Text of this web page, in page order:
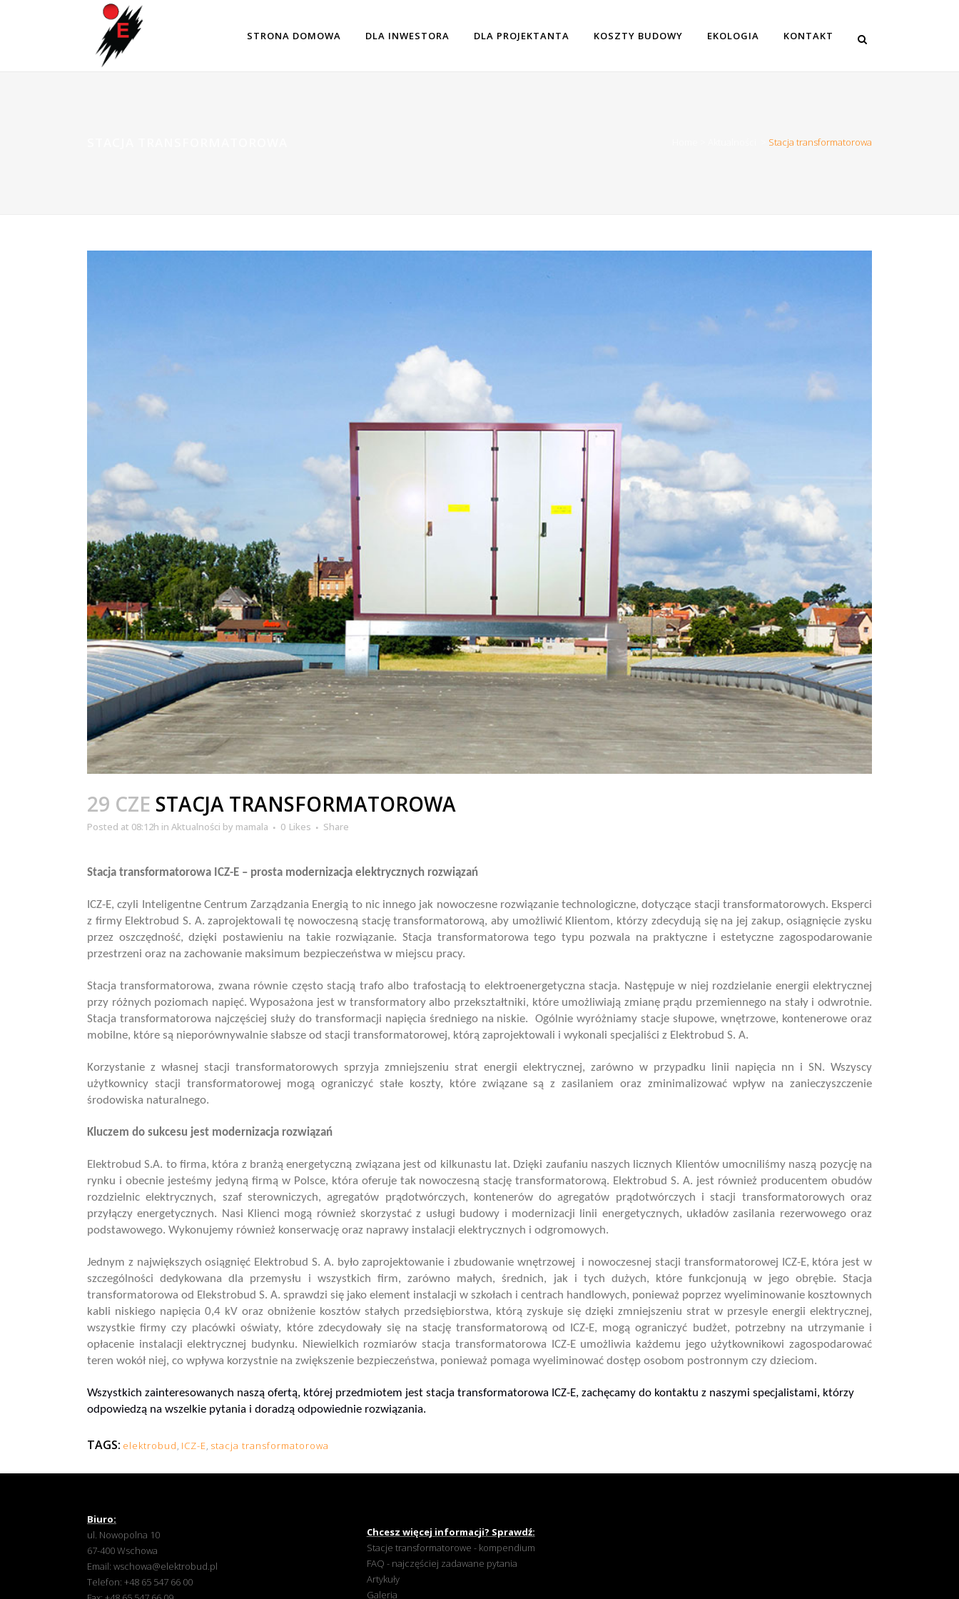
STRONA DOMOWA DLA INWESTORA DLA PROJEKTANTA KOSZTY BUDOWY EKOLOGIA KONTAKT
Stacja transformatorowa
29 CZE STACJA TRANSFORMATOROWA
Posted at 08:12h in Aktualności by mamala 0 Likes Share
Stacja transformatorowa ICZ-E – prosta modernizacja elektrycznych rozwiązań
ICZ-E, czyli Inteligentne Centrum Zarządzania Energią to nic innego jak nowoczesne rozwiązanie technologiczne, dotyczące stacji transformatorowych. Eksperci
z firmy Elektrobud S. A. zaprojektowali tę nowoczesną stację transformatorową, aby umożliwić Klientom, którzy zdecydują się na jej zakup, osiągnięcie zysku
przez oszczędność, dzięki postawieniu na takie rozwiązanie. Stacja transformatorowa tego typu pozwala na praktyczne i estetyczne zagospodarowanie
przestrzeni oraz na zachowanie maksimum bezpieczeństwa w miejscu pracy.
Stacja transformatorowa, zwana równie często stacją trafo albo trafostacją to elektroenergetyczna stacja. Następuje w niej rozdzielanie energii elektrycznej
przy różnych poziomach napięć. Wyposażona jest w transformatory albo przekształtniki, które umożliwiają zmianę prądu przemiennego na stały i odwrotnie.
Stacja transformatorowa najczęściej służy do transformacji napięcia średniego na niskie.
Ogólnie wyróżniamy stacje słupowe, wnętrzowe, kontenerowe oraz
mobilne, które są nieporównywalnie słabsze od stacji transformatorowej, którą zaprojektowali i wykonali specjaliści z Elektrobud S. A.
Korzystanie z własnej stacji transformatorowych sprzyja zmniejszeniu strat energii elektrycznej, zarówno w przypadku linii napięcia nn i SN. Wszyscy
użytkownicy stacji transformatorowej mogą ograniczyć stałe koszty, które związane są z zasilaniem oraz zminimalizować wpływ na zanieczyszczenie
środowiska naturalnego.
Kluczem do sukcesu jest modernizacja rozwiązań
Elektrobud S.A. to firma, która z branżą energetyczną związana jest od kilkunastu lat. Dzięki zaufaniu naszych licznych Klientów umocniliśmy naszą pozycję na
rynku i obecnie jesteśmy jedyną firmą w Polsce, która oferuje tak nowoczesną stację transformatorową. Elektrobud S. A. jest również producentem obudów
rozdzielnic elektrycznych, szaf sterowniczych, agregatów prądotwórczych, kontenerów do agregatów prądotwórczych i stacji transformatorowych oraz
przyłączy energetycznych. Nasi Klienci mogą również skorzystać z usługi budowy i modernizacji linii energetycznych, układów zasilania rezerwowego oraz
podstawowego. Wykonujemy również konserwację oraz naprawy instalacji elektrycznych i odgromowych.
Jednym z największych osiągnięć Elektrobud S. A. było zaprojektowanie i zbudowanie wnętrzowej
i nowoczesnej stacji transformatorowej ICZ-E, która jest w
szczególności dedykowana dla przemysłu i wszystkich firm, zarówno małych, średnich, jak i tych dużych, które funkcjonują w jego obrębie. Stacja
transformatorowa od Elekstrobud S. A. sprawdzi się jako element instalacji w szkołach i centrach handlowych, ponieważ poprzez wyeliminowanie kosztownych
kabli niskiego napięcia 0,4 kV oraz obniżenie kosztów stałych przedsiębiorstwa, którą zyskuje się dzięki zmniejszeniu strat w przesyle energii elektrycznej,
wszystkie firmy czy placówki oświaty, które zdecydowały się na stację transformatorową od ICZ-E, mogą ograniczyć budżet, potrzebny na utrzymanie i
opłacenie instalacji elektrycznej budynku. Niewielkich rozmiarów stacja transformatorowa ICZ-E umożliwia każdemu jego użytkownikowi zagospodarować
teren wokół niej, co wpływa korzystnie na zwiększenie bezpieczeństwa, ponieważ pomaga wyeliminować dostęp osobom postronnym czy dzieciom.
Wszystkich zainteresowanych naszą ofertą, której przedmiotem jest stacja transformatorowa ICZ-E, zachęcamy do kontaktu z naszymi specjalistami, którzy
odpowiedzą na wszelkie pytania i doradzą odpowiednie rozwiązania.
TAGS: elektrobud, ICZ-E, stacja transformatorowa
Biuro:
ul. Nowopolna 10
67-400 Wschowa
Email: wschowa@elektrobud.pl
Telefon: +48 65 547 66 00
Chcesz więcej informacji? Sprawdź:
Stacje transformatorowe - kompendium
FAQ - najczęściej zadawane pytania
Artykuły
Galeria